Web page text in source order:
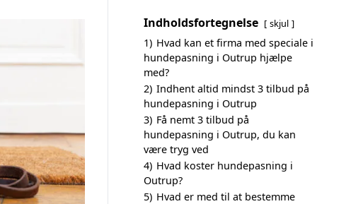
Indholdsfortegnelse skjul
1) Hvad kan et firma med speciale i
hundepasning i Outrup hjælpe
med?
2) Indhent altid mindst 3 tilbud på
hundepasning i Outrup
3) Få nemt 3 tilbud på
hundepasning i Outrup, du kan
være tryg ved
4) Hvad koster hundepasning i
Outrup?
5) Hvad er med til at bestemme